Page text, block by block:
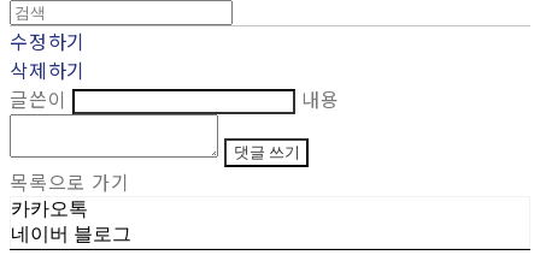
수정하기
삭제하기
글쓴이
내용
댓글 쓰기
목록으로 가기
카카오톡
네이버 블로그